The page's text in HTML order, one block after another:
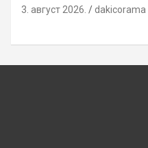
3. август 2026. dakicorama